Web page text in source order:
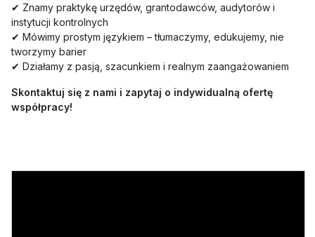
✔ Znamy praktykę urzędów, grantodawców, audytorów i
instytucji kontrolnych
✔ Mówimy prostym językiem – tłumaczymy, edukujemy, nie
tworzymy barier
✔ Działamy z pasją, szacunkiem i realnym zaangażowaniem
Skontaktuj się z nami i zapytaj o indywidualną ofertę
współpracy!